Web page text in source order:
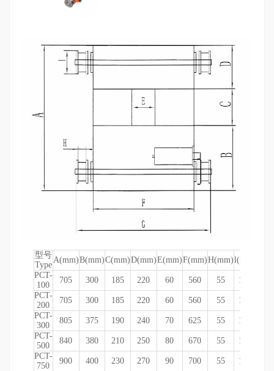
型号
Type
A(mm)B(mm)C(mm)D(mm)E(mm)F(mm)H(mm)l(mm)
PCT-
100
705 300 185 220 60 560 55 130
PCT-
200
705 300 185 220 60 560 55 130
PCT-
300
805 375 190 240 70 625 55 150
PCT-
500
840 380 210 250 80 670 55 170
PCT-
750
900 400 230 270 90 700 55 170